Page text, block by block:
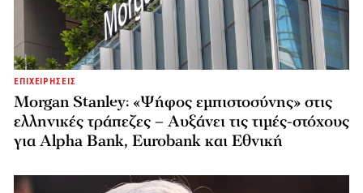
ΕΠΙΧΕΙΡΗΣΕΙΣ
Morgan Stanley: «Ψήφος εμπιστοσύνης» στις
ελληνικές τράπεζες – Αυξάνει τις τιμές-στόχους
για Alpha Bank, Eurobank και Εθνική